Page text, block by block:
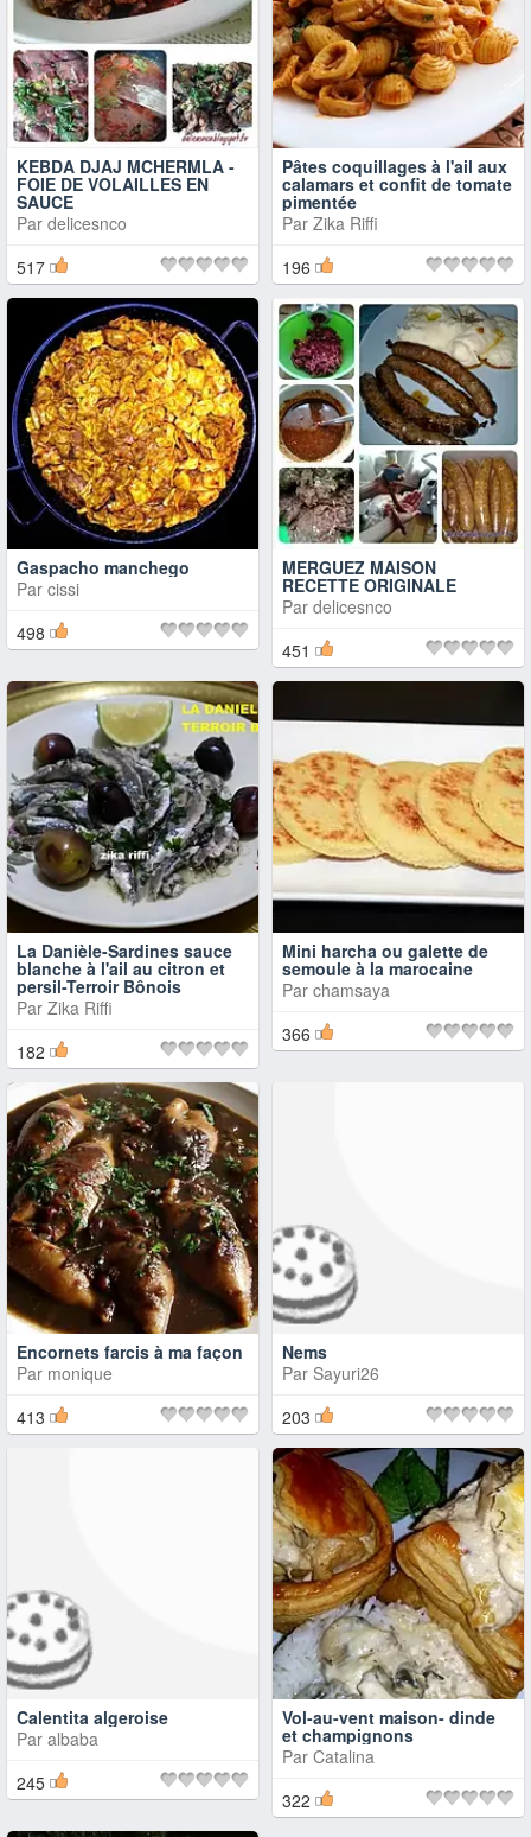
KEBDA DJAJ MCHERMLA -
FOIE DE VOLAILLES EN
SAUCE
Par delicesnco
517
Pâtes coquillages à l'ail aux
calamars et confit de tomate
pimentée
Par Zika Riffi
196
Gaspacho manchego
Par cissi
498
MERGUEZ MAISON
RECETTE ORIGINALE
Par delicesnco
451
La Danièle-Sardines sauce
blanche à l'ail au citron et
persil-Terroir Bônois
Par Zika Riffi
182
Mini harcha ou galette de
semoule à la marocaine
Par chamsaya
366
Encornets farcis à ma façon
Par monique
413
Nems
Par Sayuri26
203
Calentita algeroise
Par albaba
245
Vol-au-vent maison- dinde
et champignons
Par Catalina
322